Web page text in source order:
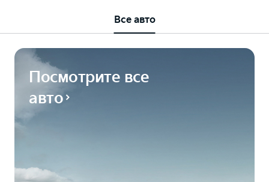
Все авто
Посмотрите все
авто